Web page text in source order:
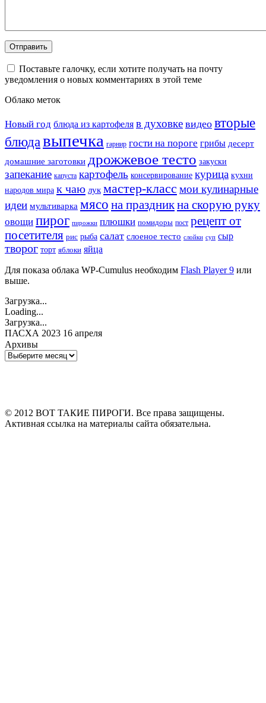
Поставьте галочку, если хотите получать на почту
уведомления о новых комментариях в этой теме
Облако меток
Новый год блюда из картофеля в духовке видео вторые
блюдавыпечка гарнир гости на пороге грибы десерт
домашние заготовки дрожжевое тесто закуски
запекание капуста картофель консервирование курица кухни
народов мира к чаю лук мастер-класс мои кулинарные
идеи мультиварка мясо на праздникна скорую руку
овощи пирог пирожки плюшки помидоры пост рецепт от
посетителя рис рыба салат слоеное тесто слойки суп сыр
творог торт яблоки яйца
Для показа облака WP-Cumulus необходим Flash Player 9 или
выше.
Загрузка...
Loading...
Загрузка...
ПАСХА 2023 16 апреля
Архивы
Архивы
© 2012 ВОТ ТАКИЕ ПИРОГИ. Все права защищены.
Активная ссылка на материалы сайта обязательна.